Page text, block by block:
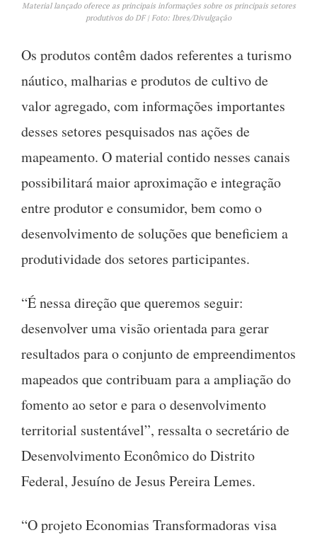
Material lançado oferece as principais informações sobre os principais setores
produtivos do DF | Foto: Ibres/Divulgação
Os produtos contêm dados referentes a turismo
náutico, malharias e produtos de cultivo de
valor agregado, com informações importantes
desses setores pesquisados nas ações de
mapeamento. O material contido nesses canais
possibilitará maior aproximação e integração
entre produtor e consumidor, bem como o
desenvolvimento de soluções que beneficiem a
produtividade dos setores participantes.
“É nessa direção que queremos seguir:
desenvolver uma visão orientada para gerar
resultados para o conjunto de empreendimentos
mapeados que contribuam para a ampliação do
fomento ao setor e para o desenvolvimento
territorial sustentável”, ressalta o secretário de
Desenvolvimento Econômico do Distrito
Federal, Jesuíno de Jesus Pereira Lemes.
“O projeto Economias Transformadoras visa